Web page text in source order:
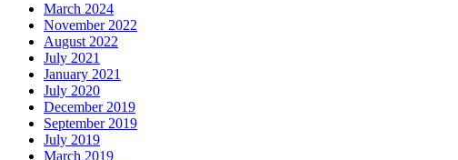
March 2024
November 2022
August 2022
July 2021
January 2021
July 2020
December 2019
September 2019
July 2019
March 2019